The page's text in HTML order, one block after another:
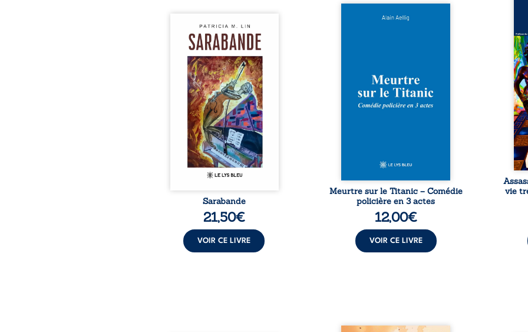
Aux chants crépitants de l’été,
Sous le silence ouaté de la
neige en hiver, Au cours de
nuits pâles, Dans la clarté
bienveillante de la lune, Rêves,
pensées, révoltes et espoirs…
Des mots s’assemblent, colorés,
rebelles aux règles de la
poésie, mais chantant en
rythme. Ils forment une
sarabande, passionnée souvent,
Sarabande
21,50€
VOIR CE LIVRE
Et si le naufrage n’avait pas
les profondeurs de l’Atlantique.
Sept décennies plus tard, la
découverte de l’épave fait
resurgir un secret que l’on
Meurtre sur le Titanic – Comédie
policière en 3 actes
12,00€
VOIR CE LIVRE
La
de
qui
vie